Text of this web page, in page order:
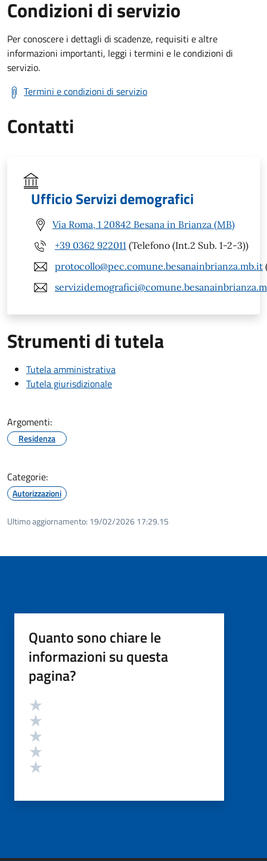
Condizioni di servizio
Per conoscere i dettagli di scadenze, requisiti e altre
informazioni importanti, leggi i termini e le condizioni di
servizio.
Termini e condizioni di servizio
Contatti
Ufficio Servizi demografici
Via Roma, 1 20842 Besana in Brianza (MB)
+39 0362 922011 (Telefono (Int.2 Sub. 1-2-3))
protocollo@pec.comune.besanainbrianza.mb.it
Strumenti di tutela
Tutela amministrativa
Tutela giurisdizionale
Argomenti:
Residenza
Categorie:
Autorizzazioni
Ultimo aggiornamento: 19/02/2026 17:29.15
Quanto sono chiare le
informazioni su questa
pagina?
Valutazione